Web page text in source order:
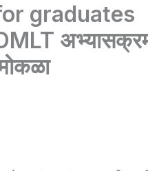
graduates